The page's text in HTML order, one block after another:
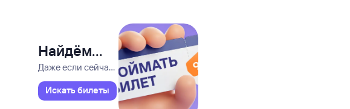
Найдём
билет
на поезд
за вас
Даже если сейчас
Искать билеты